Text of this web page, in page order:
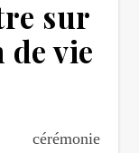
sur
de vie